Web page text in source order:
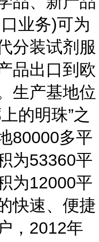
业务)可为
分装试剂服
品出口到欧
生产基地位
的明珠”之
80000多平
为53360平
为12000平
快速、便捷
，2012年